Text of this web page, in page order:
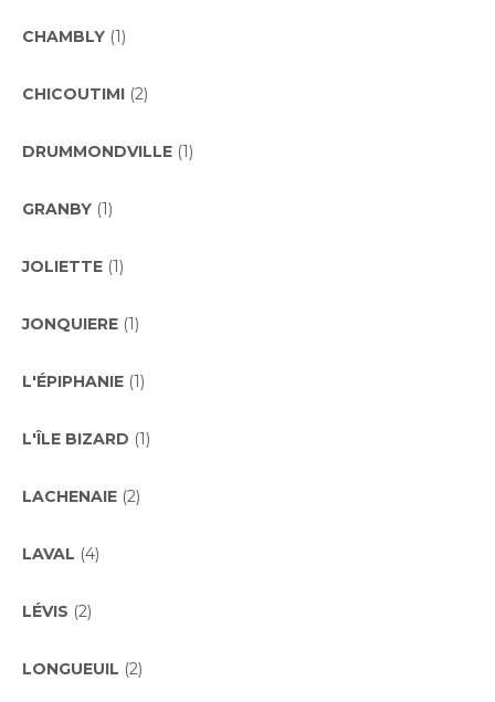
CHAMBLY (1)
CHICOUTIMI (2)
DRUMMONDVILLE (1)
GRANBY (1)
JOLIETTE (1)
JONQUIERE (1)
L'ÉPIPHANIE (1)
L'ÎLE BIZARD (1)
LACHENAIE (2)
LAVAL (4)
LÉVIS (2)
LONGUEUIL (2)